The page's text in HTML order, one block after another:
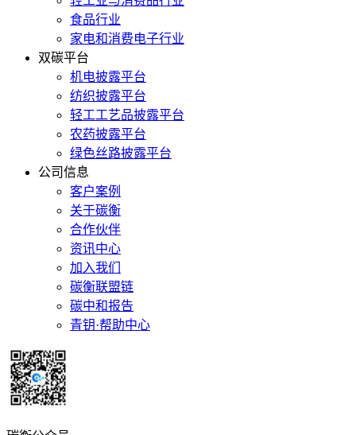
食品行业
家电和消费电子行业
双碳平台
机电披露平台
纺织披露平台
轻工工艺品披露平台
农药披露平台
绿色丝路披露平台
公司信息
客户案例
关于碳衡
合作伙伴
资讯中心
加入我们
碳衡联盟链
碳中和报告
青钥·帮助中心